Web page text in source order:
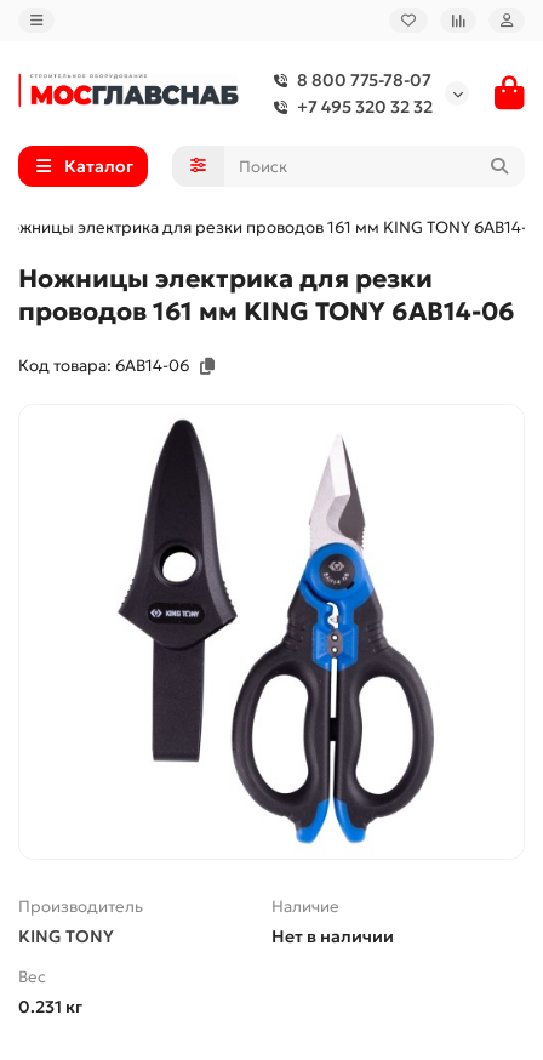
8 800 775-78-07
+7 495 320 32 32
Каталог
электрика для резки проводов 161 мм KING TONY 6AB14-
Ножницы электрика для резки
проводов 161 мм KING TONY 6AB14-06
Код товара: 6AB14-06
Производитель
KING TONY
Наличие
Нет в наличии
Вес
0.231 кг